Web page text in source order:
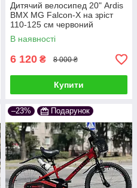
Дитячий велосипед 20" Ardis
BMX MG Falcon-X на зріст
110-125 см червоний
В наявності
6 120 ₴ 8 000 ₴
Купити
–23% Подарунок